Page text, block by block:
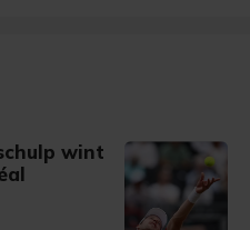
wint